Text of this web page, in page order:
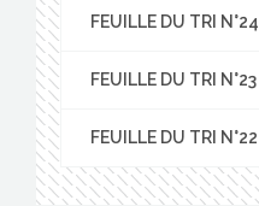
FEUILLE DU TRI N°24
FEUILLE DU TRI N°23
FEUILLE DU TRI N°22